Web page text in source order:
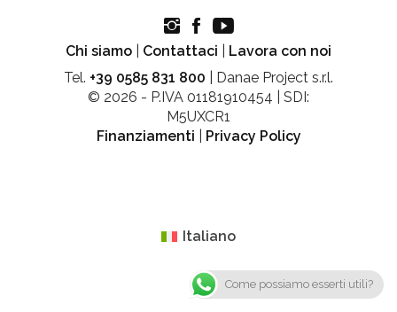
Chi siamo Contattaci
Lavora con noi
Tel. +39 0585 831 800 | Danae Project s.r.l.
© 2026 - P.IVA 01181910454 | SDI:
M5UXCR1
Finanziamenti
Privacy Policy
Come possiamo esserti utili?
Italiano